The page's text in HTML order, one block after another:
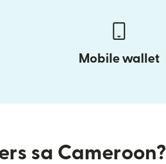
Mobile wallet
sa Cameroon?